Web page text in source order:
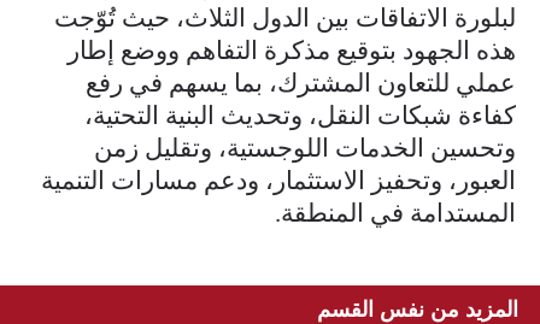
لبلورة الاتفاقات بين الدول الثلاث، حيث تُوّجت
هذه الجهود بتوقيع مذكرة التفاهم ووضع إطار
عملي للتعاون المشترك، بما يسهم في رفع
كفاءة شبكات النقل، وتحديث البنية التحتية،
وتحسين الخدمات اللوجستية، وتقليل زمن
العبور، وتحفيز الاستثمار، ودعم مسارات التنمية
المستدامة في المنطقة.
المزيد من نفس القسم